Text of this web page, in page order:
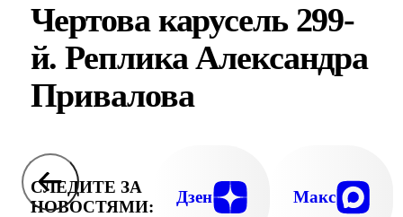
Чертова карусель 299-
й. Реплика Александра
Привалова
СЛЕДИТЕ ЗА
НОВОСТЯМИ:
Дзен Макс